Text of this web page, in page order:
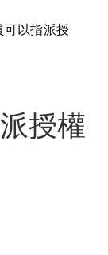
可以指派授
授權